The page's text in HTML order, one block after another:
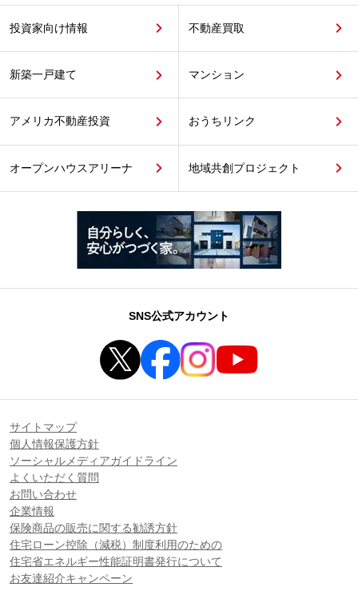
投資家向け情報 不動産買取
新築一戸建て マンション
アメリカ不動産投資 おうちリンク
オープンハウスアリーナ 地域共創プロジェクト
SNS公式アカウント
サイトマップ
個人情報保護方針
ソーシャルメディアガイドライン
よくいただく質問
お問い合わせ
企業情報
保険商品の販売に関する勧誘方針
住宅ローン控除（減税）制度利用のための
住宅省エネルギー性能証明書発行について
お友達紹介キャンペーン